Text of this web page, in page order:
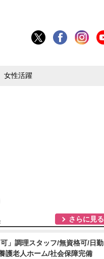
女性活躍
さらに見る
可」調理スタッフ/無資格可/日勤
護老人ホーム/社会保障完備